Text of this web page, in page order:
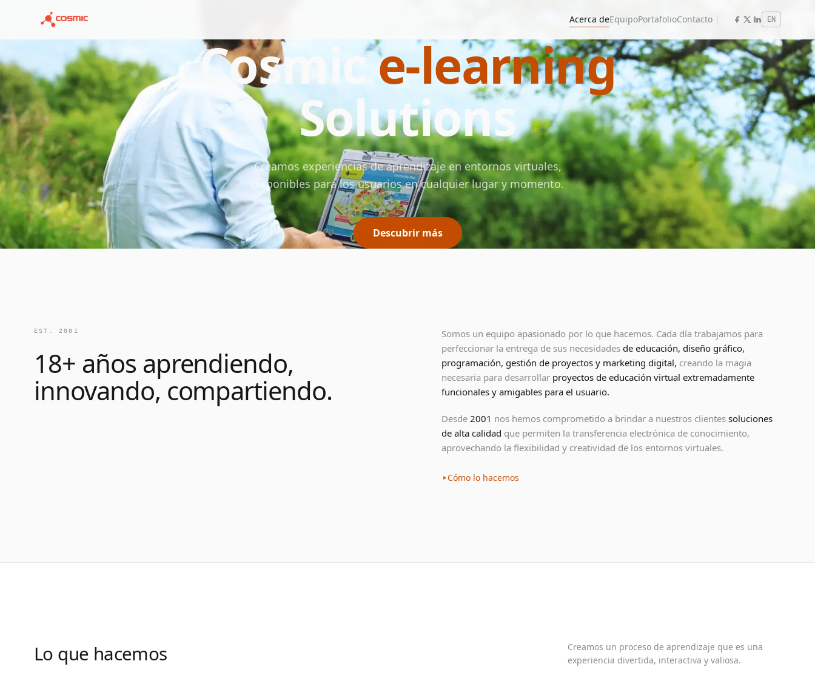
Acerca deEquipoPortafolioContacto EN
Cosmice-learning
Solutions
Creamos experiencias de aprendizaje en entornos virtuales,
disponibles para los usuarios en cualquier lugar y momento.
Descubrir más
EST. 2001
18+ años aprendiendo,
innovando, compartiendo.
Somos un equipo apasionado por lo que hacemos. Cada día trabajamos para
perfeccionar la entrega de sus necesidades de educación, diseño gráfico,
programación, gestión de proyectos y marketing digital, creando la magia
necesaria para desarrollar proyectos de educación virtual extremadamente
funcionales y amigables para el usuario.
Desde 2001 nos hemos comprometido a brindar a nuestros clientes soluciones
de alta calidad que permiten la transferencia electrónica de conocimiento,
aprovechando la flexibilidad y creatividad de los entornos virtuales.
Cómo lo hacemos
Lo que hacemos
Creamos un proceso de aprendizaje que es una
experiencia divertida, interactiva y valiosa.